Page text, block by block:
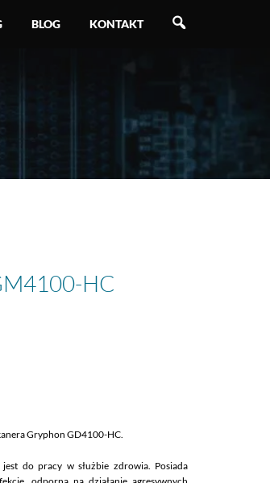
BLOG KONTAKT
HC
Gryphon GD4100-HC.
do pracy w służbie zdrowia. Posiada